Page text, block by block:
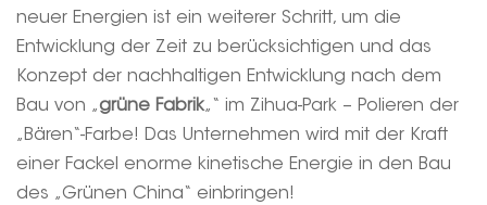
neuer Energien ist ein weiterer Schritt, um die
Entwicklung der Zeit zu berücksichtigen und das
Konzept der nachhaltigen Entwicklung nach dem
Bau von „grüne Fabrik„“ im Zihua-Park – Polieren der
„Bären“-Farbe! Das Unternehmen wird mit der Kraft
einer Fackel enorme kinetische Energie in den Bau
des „Grünen China“ einbringen!